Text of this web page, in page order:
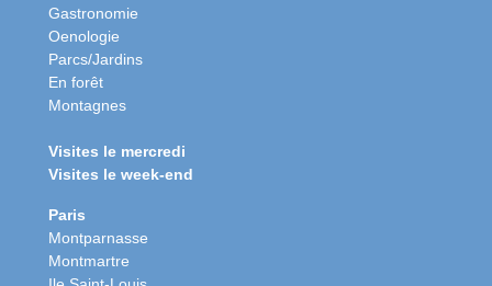
Gastronomie
Oenologie
Parcs/Jardins
En forêt
Montagnes
Visites le mercredi
Visites le week-end
Paris
Montparnasse
Montmartre